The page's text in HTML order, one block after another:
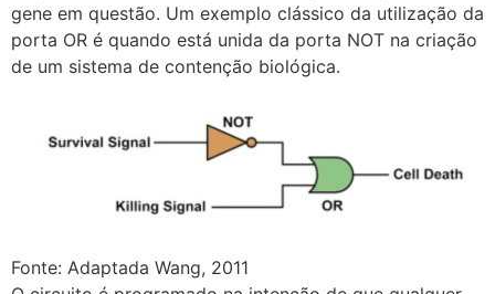
gene em questão. Um exemplo clássico da utilização da
porta OR é quando está unida da porta NOT na criação
de um sistema de contenção biológica.
Fonte: Adaptada Wang, 2011